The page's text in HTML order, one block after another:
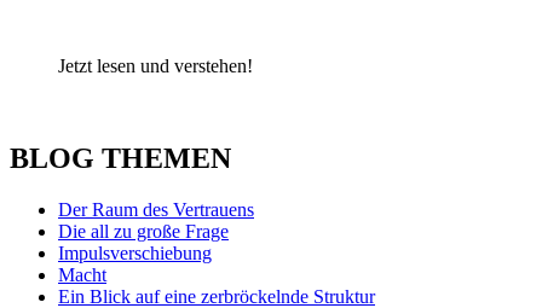
Jetzt lesen und verstehen!
BLOG THEMEN
Der Raum des Vertrauens
Die all zu große Frage
Impulsverschiebung
Macht
Ein Blick auf eine zerbröckelnde Struktur